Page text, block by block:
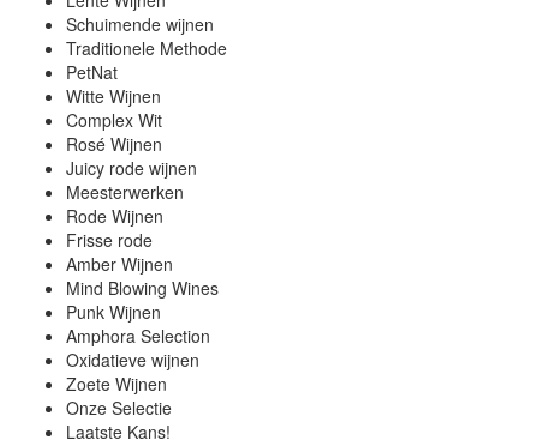
Schuimende wijnen
Traditionele Methode
PetNat
Witte Wijnen
Complex Wit
Rosé Wijnen
Juicy rode wijnen
Meesterwerken
Rode Wijnen
Frisse rode
Amber Wijnen
Mind Blowing Wines
Punk Wijnen
Amphora Selection
Oxidatieve wijnen
Zoete Wijnen
Onze Selectie
Laatste Kans!